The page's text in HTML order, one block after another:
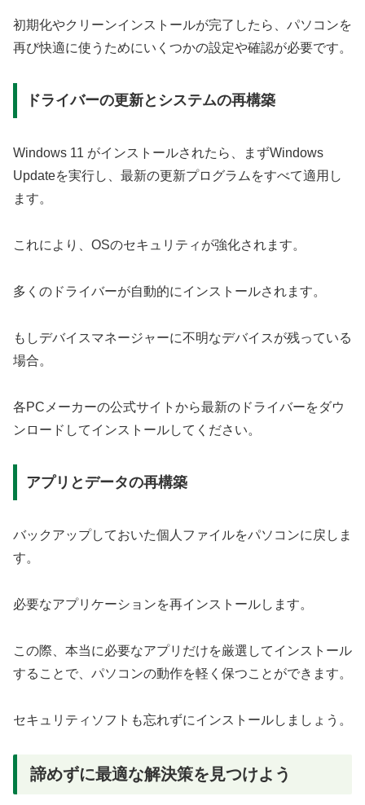
初期化やクリーンインストールが完了したら、パソコンを
再び快適に使うためにいくつかの設定や確認が必要です。
ドライバーの更新とシステムの再構築
Windows 11 がインストールされたら、まずWindows
Updateを実行し、最新の更新プログラムをすべて適用し
ます。
これにより、OSのセキュリティが強化されます。
多くのドライバーが自動的にインストールされます。
もしデバイスマネージャーに不明なデバイスが残っている
場合。
各PCメーカーの公式サイトから最新のドライバーをダウ
ンロードしてインストールしてください。
アプリとデータの再構築
バックアップしておいた個人ファイルをパソコンに戻しま
す。
必要なアプリケーションを再インストールします。
この際、本当に必要なアプリだけを厳選してインストール
することで、パソコンの動作を軽く保つことができます。
セキュリティソフトも忘れずにインストールしましょう。
諦めずに最適な解決策を見つけよう